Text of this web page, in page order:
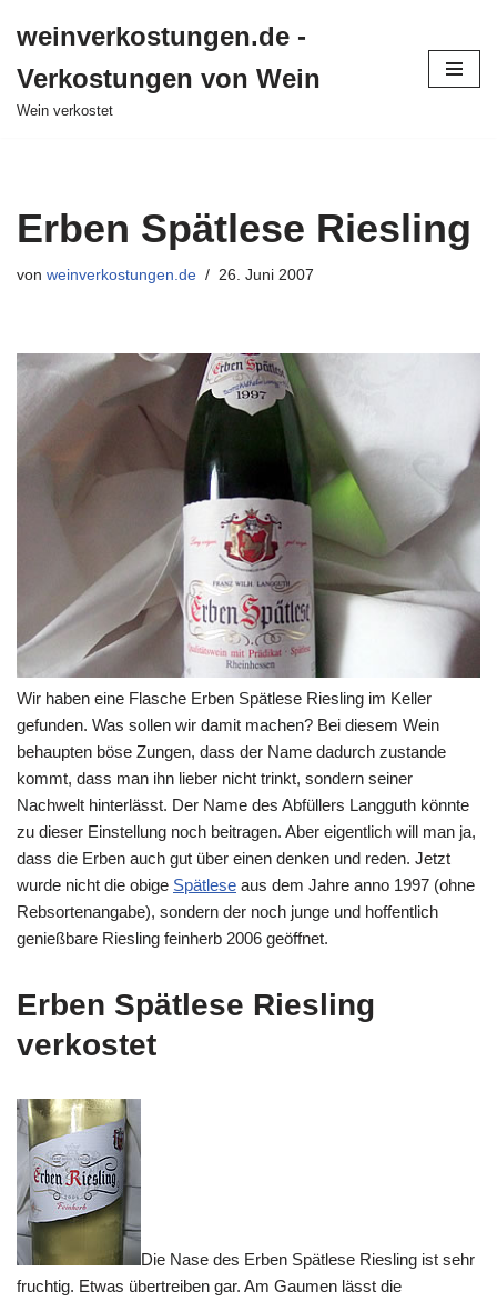
Inhalt
springen
weinverkostungen.de -
Verkostungen von Wein
Wein verkostet
Erben Spätlese Riesling
von weinverkostungen.de 26. Juni 2007
Wir haben eine Flasche Erben Spätlese Riesling im Keller
gefunden. Was sollen wir damit machen? Bei diesem Wein
behaupten böse Zungen, dass der Name dadurch zustande
kommt, dass man ihn lieber nicht trinkt, sondern seiner
Nachwelt hinterlässt. Der Name des Abfüllers Langguth könnte
zu dieser Einstellung noch beitragen. Aber eigentlich will man ja,
dass die Erben auch gut über einen denken und reden. Jetzt
wurde nicht die obige Spätlese aus dem Jahre anno 1997 (ohne
Rebsortenangabe), sondern der noch junge und hoffentlich
genießbare Riesling feinherb 2006 geöffnet.
Erben Spätlese Riesling
verkostet
Die Nase des Erben Spätlese Riesling ist sehr
fruchtig. Etwas übertreiben gar. Am Gaumen lässt die